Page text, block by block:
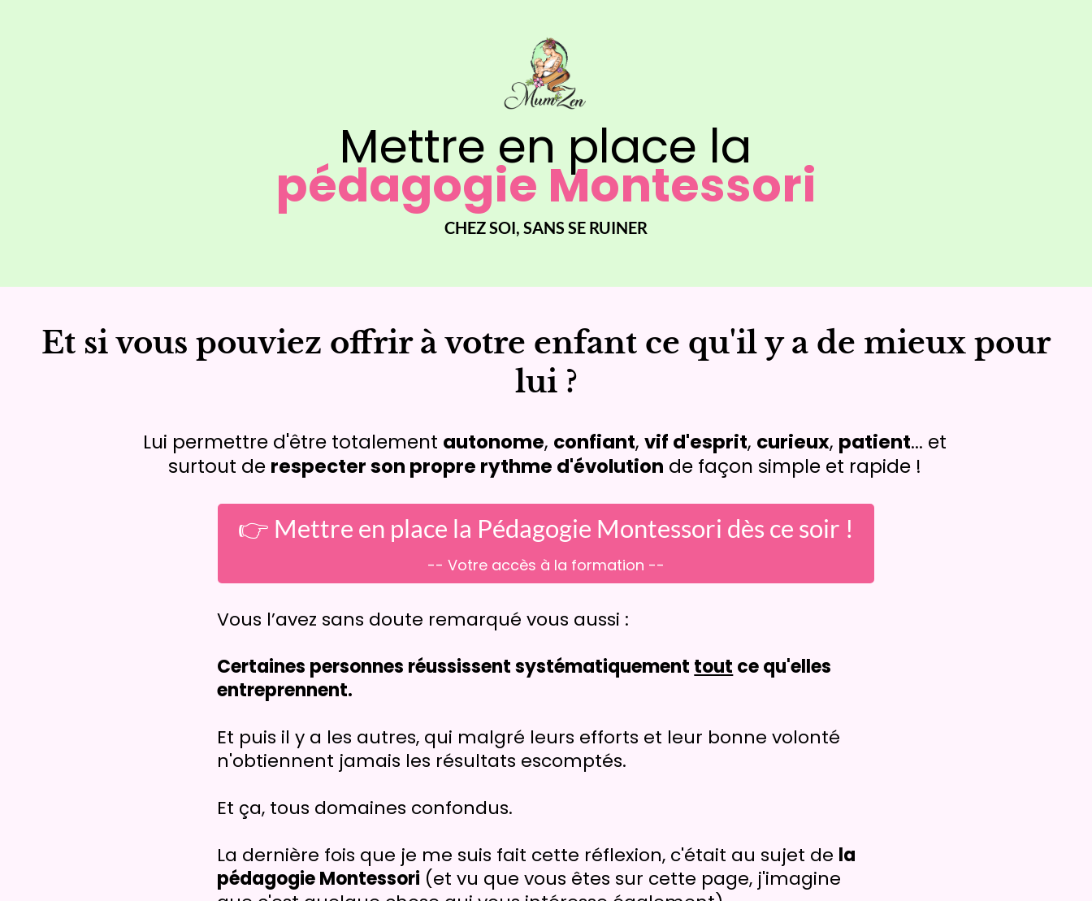
Mettre en place la
pédagogie Montessori
CHEZ SOI, SANS SE RUINER
Et si vous pouviez offrir à votre enfant ce qu'il y a de mieux pour
lui ?
Lui permettre d'être totalement autonome, confiant, vif d'esprit, curieux, patient... et
surtout de respecter son propre rythme d'évolution de façon simple et rapide !
👉 Mettre en place la Pédagogie Montessori dès ce soir !
-- Votre accès à la formation --
Vous l’avez sans doute remarqué vous aussi :
Certaines personnes réussissent systématiquement tout ce qu'elles
entreprennent.
Et puis il y a les autres, qui malgré leurs efforts et leur bonne volonté
n'obtiennent jamais les résultats escomptés.
Et ça, tous domaines confondus.
La dernière fois que je me suis fait cette réflexion, c'était au sujet de la
pédagogie Montessori (et vu que vous êtes sur cette page, j'imagine